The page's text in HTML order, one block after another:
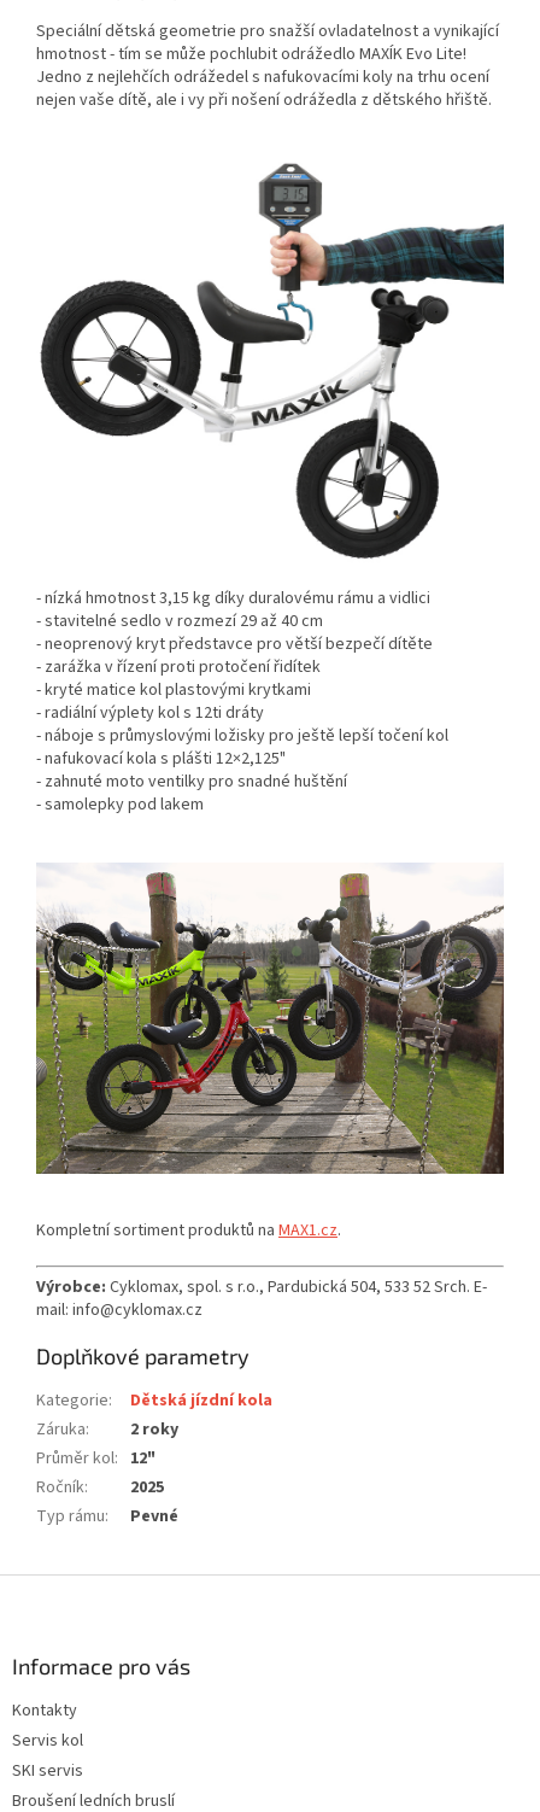
Speciální dětská geometrie pro snažší ovladatelnost a vynikající
hmotnost - tím se může pochlubit odrážedlo MAXÍK Evo Lite!
Jedno z nejlehčích odrážedel s nafukovacími koly na trhu ocení
nejen vaše dítě, ale i vy při nošení odrážedla z dětského hřiště.
- nízká hmotnost 3,15 kg díky duralovému rámu a vidlici
- stavitelné sedlo v rozmezí 29 až 40 cm
- neoprenový kryt představce pro větší bezpečí dítěte
- zarážka v řízení proti protočení řidítek
- kryté matice kol plastovými krytkami
- radiální výplety kol s 12ti dráty
- náboje s průmyslovými ložisky pro ještě lepší točení kol
- nafukovací kola s plášti 12×2,125"
- zahnuté moto ventilky pro snadné huštění
- samolepky pod lakem
Kompletní sortiment produktů na MAX1.cz.
Výrobce: Cyklomax, spol. s r.o., Pardubická 504, 533 52 Srch. E-
mail: info@cyklomax.cz
Doplňkové parametry
Kategorie:
Dětská jízdní kola
Záruka:
2 roky
Průměr kol: 12"
Ročník:
2025
Typ rámu: Pevné
Informace pro vás
Kontakty
Servis kol
SKI servis
Broušení ledních bruslí